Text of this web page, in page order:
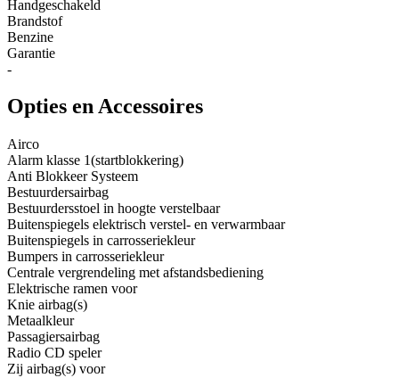
Handgeschakeld
Brandstof
Benzine
Garantie
-
Opties en Accessoires
Airco
Alarm klasse 1(startblokkering)
Anti Blokkeer Systeem
Bestuurdersairbag
Bestuurdersstoel in hoogte verstelbaar
Buitenspiegels elektrisch verstel- en verwarmbaar
Buitenspiegels in carrosseriekleur
Bumpers in carrosseriekleur
Centrale vergrendeling met afstandsbediening
Elektrische ramen voor
Knie airbag(s)
Metaalkleur
Passagiersairbag
Radio CD speler
Zij airbag(s) voor